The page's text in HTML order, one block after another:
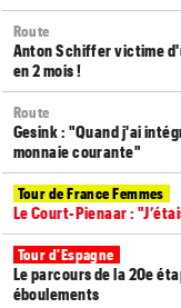
Route
Anton Schiffer victime
en 2 mois !
Route
Gesink : "Quand j'ai
monnaie courante"
Tour de France Femmes
Le Court-Pienaar :
Tour d'Espagne
Le parcours de la 20e
éboulements